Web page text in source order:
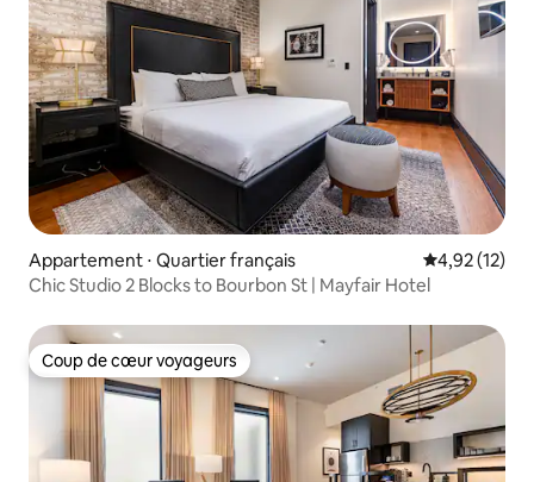
Appartement ⋅ Quartier français Évaluation
4,92 (12)
Chic Studio 2 Blocks to Bourbon St | Mayfair Hotel
Coup de cœur voyageurs
Coup de cœur voyageurs